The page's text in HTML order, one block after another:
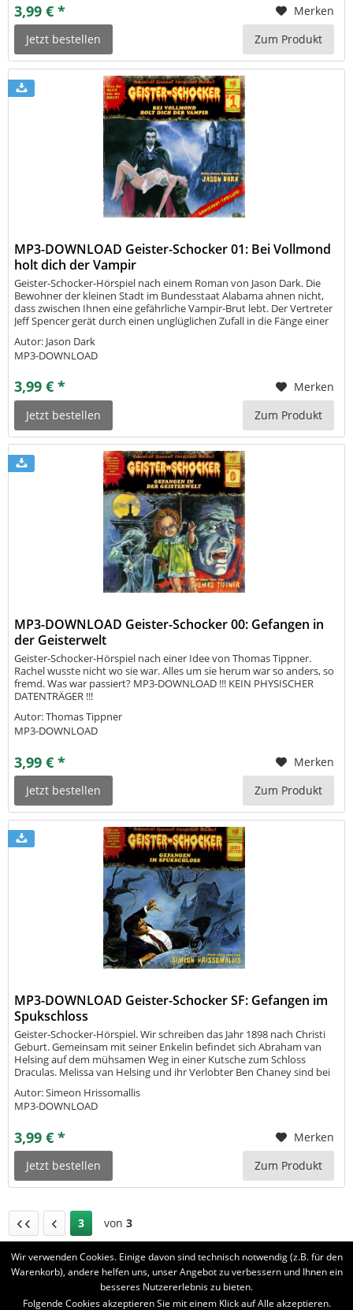
3,99 € *
Merken
Jetzt bestellen
Zum Produkt
MP3-DOWNLOAD Geister-Schocker 01: Bei Vollmond
holt dich der Vampir
Geister-Schocker-Hörspiel nach einem Roman von Jason Dark. Die
Bewohner der kleinen Stadt im Bundesstaat Alabama ahnen nicht,
dass zwischen Ihnen eine gefährliche Vampir-Brut lebt. Der Vertreter
Jeff Spencer gerät durch einen unglüglichen Zufall in die Fänge einer
Autor: Jason Dark
MP3-DOWNLOAD
3,99 € *
Merken
Jetzt bestellen
Zum Produkt
MP3-DOWNLOAD Geister-Schocker 00: Gefangen in
der Geisterwelt
Geister-Schocker-Hörspiel nach einer Idee von Thomas Tippner.
Rachel wusste nicht wo sie war. Alles um sie herum war so anders, so
fremd. Was war passiert? MP3-DOWNLOAD !!! KEIN PHYSISCHER
DATENTRÄGER !!!
Autor: Thomas Tippner
MP3-DOWNLOAD
3,99 € *
Merken
Jetzt bestellen
Zum Produkt
MP3-DOWNLOAD Geister-Schocker SF: Gefangen im
Spukschloss
Geister-Schocker-Hörspiel. Wir schreiben das Jahr 1898 nach Christi
Geburt. Gemeinsam mit seiner Enkelin befindet sich Abraham van
Helsing auf dem mühsamen Weg in einer Kutsche zum Schloss
Draculas. Melissa van Helsing und ihr Verlobter Ben Chaney sind bei
Autor: Simeon Hrissomallis
MP3-DOWNLOAD
3,99 € *
Merken
Jetzt bestellen
Zum Produkt
3 von 3
BELIEBTE SERIEN
Wir verwenden Cookies. Einige davon sind technisch notwendig (z.B. für den
Warenkorb), andere helfen uns, unser Angebot zu verbessern und Ihnen ein
besseres Nutzererlebnis zu bieten.
Folgende Cookies akzeptieren Sie mit einem Klick auf Alle akzeptieren.